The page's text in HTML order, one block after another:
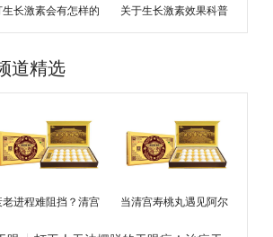
生长激素会有怎样的
果？看这一篇就够了
关于生长激素效果科普
知识小课堂，赶快来围
道精选
老进程难阻挡？清宫
当清宫寿桃丸遇见阿尔